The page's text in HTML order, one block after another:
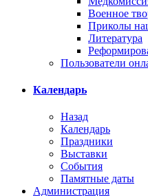
Военное
Приколы
Литература
Пользователи
Календарь
Назад
Календарь
Праздники
Выставки
События
Памятные даты
Администрация